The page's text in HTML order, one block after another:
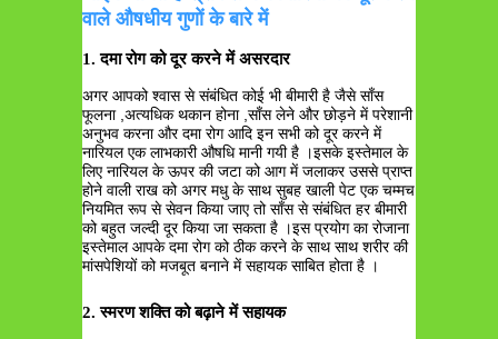
वाले औषधीय गुणों के बारे में
1. दमा रोग को दूर करने में असरदार
अगर आपको श्वास से संबंधित कोई भी बीमारी है जैसे साँस
फूलना ,अत्यधिक थकान होना ,साँस लेने और छोड़ने में परेशानी
अनुभव करना और दमा रोग आदि इन सभी को दूर करने में
नारियल एक लाभकारी औषधि मानी गयी है ।इसके इस्तेमाल के
लिए नारियल के ऊपर की जटा को आग में जलाकर उससे प्राप्त
होने वाली राख को अगर मधु के साथ सुबह खाली पेट एक चम्मच
नियमित रूप से सेवन किया जाए तो साँस से संबंधित हर बीमारी
को बहुत जल्दी दूर किया जा सकता है ।इस प्रयोग का रोजाना
इस्तेमाल आपके दमा रोग को ठीक करने के साथ साथ शरीर की
मांसपेशियों को मजबूत बनाने में सहायक साबित होता है ।
2. स्मरण शक्ति को बढ़ाने में सहायक